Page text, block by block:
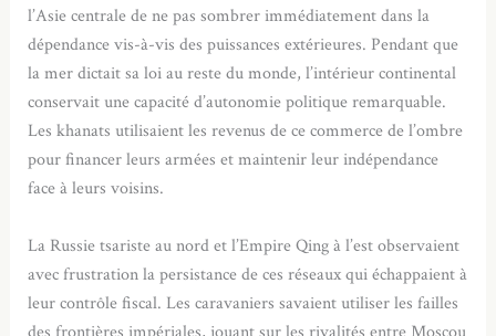
l’Asie centrale de ne pas sombrer immédiatement dans la
dépendance vis-à-vis des puissances extérieures. Pendant que
la mer dictait sa loi au reste du monde, l’intérieur continental
conservait une capacité d’autonomie politique remarquable.
Les khanats utilisaient les revenus de ce commerce de l’ombre
pour financer leurs armées et maintenir leur indépendance
face à leurs voisins.
La Russie tsariste au nord et l’Empire Qing à l’est observaient
avec frustration la persistance de ces réseaux qui échappaient à
leur contrôle fiscal. Les caravaniers savaient utiliser les failles